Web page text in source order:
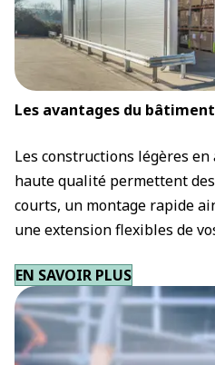
Les avantages du
Les constructions légères
haute qualité permettent
courts, un montage rapide
une extension flexibles de
EN SAVOIR PLUS